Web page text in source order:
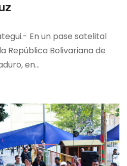
En un pase satelital
República Bolivariana de
en…